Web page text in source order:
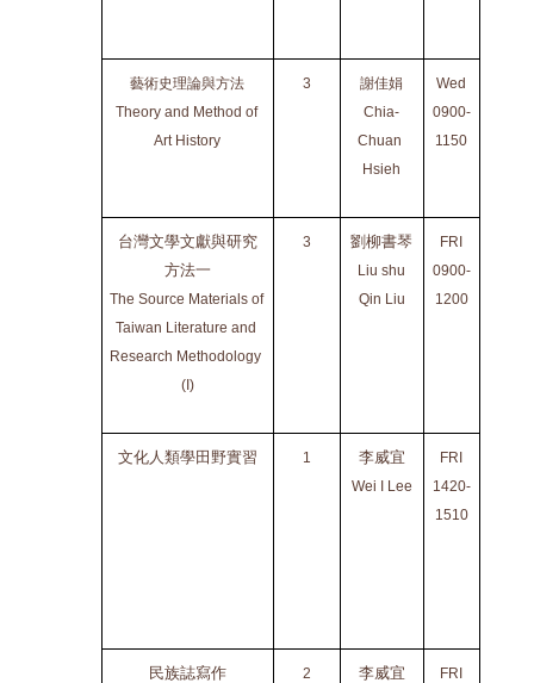
藝術史理論與方法
Theory and Method of
Art History
3
謝佳娟
Chia-
Chuan
Hsieh
Wed
0900-
1150
台灣文學文獻與研究
方法一
The Source Materials of
Taiwan Literature and
Research Methodology
(I)
3 劉柳書琴
Liu shu
Qin Liu
FRI
0900-
1200
文化人類學田野實習 1 李威宜
Wei I Lee
FRI
1420-
1510
民族誌寫作 2 李威宜
FRI